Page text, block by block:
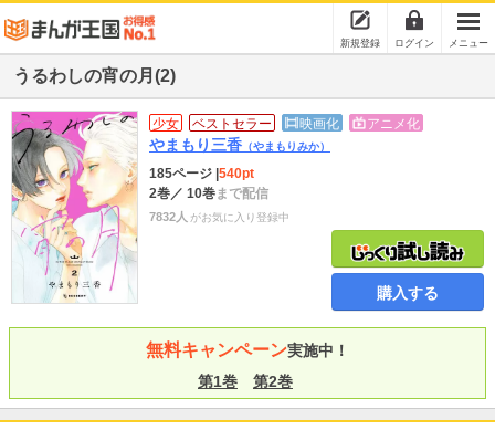
新規登録 ログイン メニュー
うるわしの宵の月(2)
少女 ベストセラー 映画化 アニメ化
やまもり三香 （やまもりみか）
185ページ 540pt
2巻／ 10巻まで配信
7832人 がお気に入り登録中
購入する
無料キャンペーン実施中！
第1巻
第2巻